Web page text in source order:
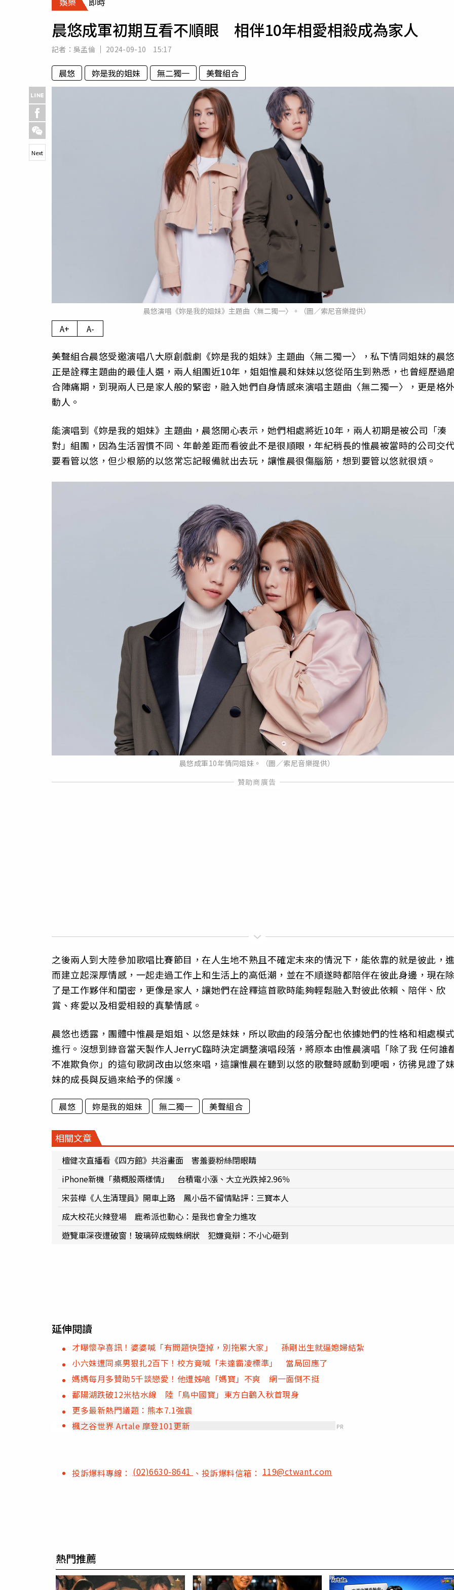
專欄
房產新勢力
運勢
晨悠成軍初期互看不順眼 相伴10年相愛相殺成為家人
記者： 吳孟倫 2024-09-10 15:17
晨悠 妳是我的姐妹 無二獨一 美聲組合
晨悠演唱《妳是我的姐妹》主題曲〈無二獨一〉。（圖／索尼音樂提供）
Next
A+ A-
美聲組合晨悠受邀演唱八大原創戲劇《妳是我的姐妹》主題曲〈無二獨一〉，私下情同姐妹的晨悠
正是詮釋主題曲的最佳人選，兩人組團近10年，姐姐惟晨和妹妹以悠從陌生到熟悉，也曾經歷過
合陣痛期，到現兩人已是家人般的緊密，融入她們自身情感來演唱主題曲〈無二獨一〉，更是格外
動人。
能演唱到《妳是我的姐妹》主題曲，晨悠開心表示，她們相處將近10年，兩人初期是被公司「湊
對」組團，因為生活習慣不同、年齡差距而看彼此不是很順眼，年紀稍長的惟晨被當時的公司交代
要看管以悠，但少根筋的以悠常忘記報備就出去玩，讓惟晨很傷腦筋，想到要管以悠就很煩。
晨悠成軍10年情同姐妹。（圖／索尼音樂提供）
之後兩人到大陸參加歌唱比賽節目，在人生地不熟且不確定未來的情況下，能依靠的就是彼此，進
而建立起深厚情感，一起走過工作上和生活上的高低潮，並在不順遂時都陪伴在彼此身邊，現在除
了是工作夥伴和閨密，更像是家人，讓她們在詮釋這首歌時能夠輕鬆融入對彼此依賴、陪伴、欣
賞、疼愛以及相愛相殺的真摯情感。
晨悠也透露，團體中惟晨是姐姐、以悠是妹妹，所以歌曲的段落分配也依據她們的性格和相處模式
進行。沒想到錄音當天製作人JerryC臨時決定調整演唱段落，將原本由惟晨演唱「除了我 任何誰
不准欺負你」的這句歌詞改由以悠來唱，這讓惟晨在聽到以悠的歌聲時感動到哽咽，彷彿見證了妹
妹的成長與反過來給予的保護。
晨悠 妳是我的姐妹 無二獨一 美聲組合
相關文章
檀健次直播看《四方館》共浴畫面 害羞要粉絲閉眼睛
iPhone新機「蘋概股兩樣情」 台積電小漲、大立光跌掉2.96％
宋芸樺《人生清理員》開車上路 鳳小岳不留情點評：三寶本人
成大校花火辣登場 鹿希派也動心：是我也會全力進攻
遊覽車深夜遭破窗！玻璃碎成蜘蛛網狀 犯嫌竟辯：不小心砸到
延伸閱讀
才曝懷孕喜訊！婆婆喊「有問題快墮掉，別拖累大家」 孫剛出生就逼媳婦結紮
小六妹遭同桌男狠扎2百下！校方竟喊「未達霸凌標準」 當局回應了
媽媽每月多贊助5千談戀愛！他遭姊嗆「媽寶」不爽 網一面倒不挺
鄱陽湖跌破12米枯水線 陸「鳥中國寶」東方白鸛入秋首現身
更多最新熱門議題：熊本7.1強震
楓之谷世界 Artale 摩登101更新
PR
投訴爆料專線： (02)6630-8641 、投訴爆料信箱：119@ctwant.com
熱門推薦
PR